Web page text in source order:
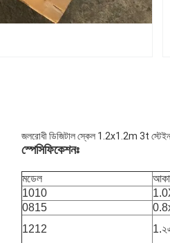
জলরোধী ডিজিটাল স্কেল 1.2x1.2m 3t
স্পেসিফিকেশনঃ
মডেল
1010
0815
1212